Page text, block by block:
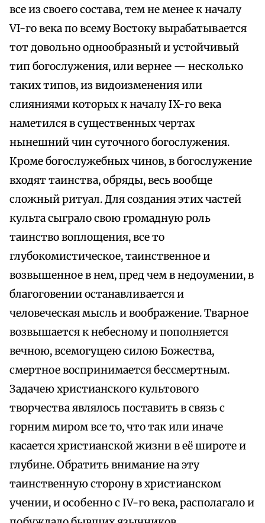
все из своего состава, тем не менее к началу
VI-го века по всему Востоку вырабатывается
тот довольно однообразный и устойчивый
тип богослужения, или вернее — несколько
таких типов, из видоизменения или
слияниями которых к началу IX-го века
наметился в существенных чертах
нынешний чин суточного богослужения.
Кроме богослужебных чинов, в богослужение
входят таинства, обряды, весь вообще
сложный ритуал. Для создания этих частей
культа сыграло свою громадную роль
таинство воплощения, все то
глубокомистическое, таинственное и
возвышенное в нем, пред чем в недоумении, в
благоговении останавливается и
человеческая мысль и воображение. Тварное
возвышается к небесному и пополняется
вечною, всемогущею силою Божества,
смертное воспринимается бессмертным.
Задачею христианского культового
творчества являлось поставить в связь с
горним миром все то, что так или иначе
касается христианской жизни в её широте и
глубине. Обратить внимание на эту
таинственную сторону в христианском
учении, и особенно с IV-го века, располагало и